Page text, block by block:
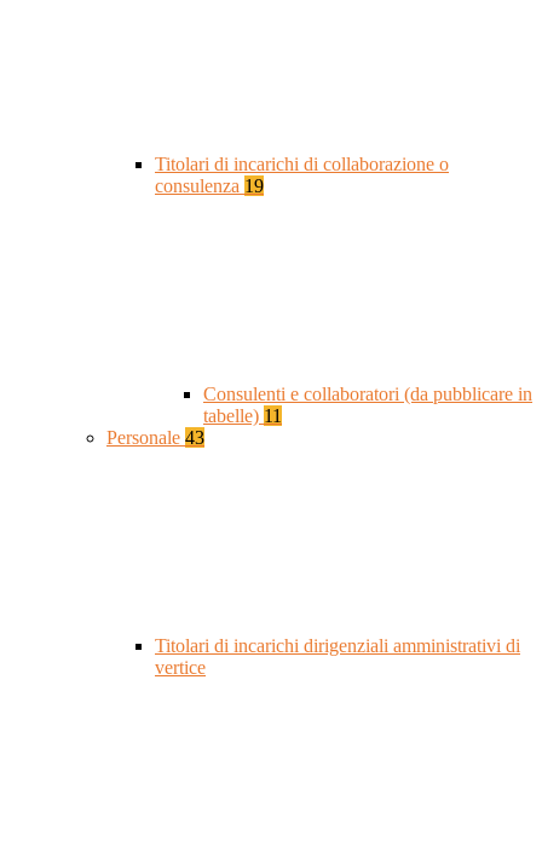
Titolari di incarichi di collaborazione o
consulenza 19
Consulenti e collaboratori (da pubblicare in
tabelle) 11
Personale 43
Titolari di incarichi dirigenziali amministrativi di
vertice